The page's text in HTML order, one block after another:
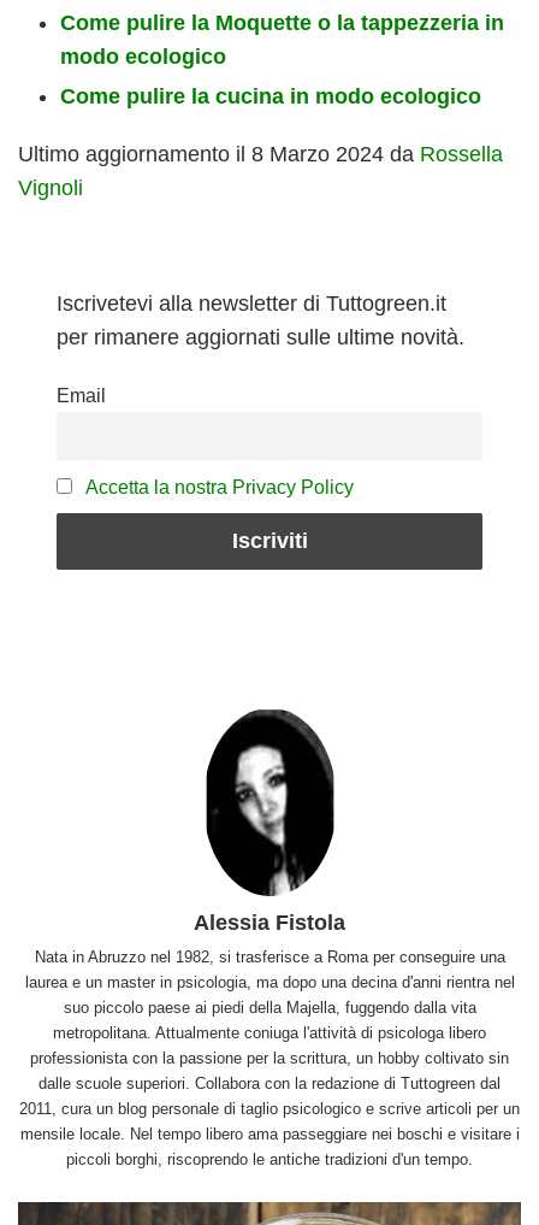
Come pulire la Moquette o la tappezzeria in
modo ecologico
Come pulire la cucina in modo ecologico
Ultimo aggiornamento il 8 Marzo 2024 da Rossella
Vignoli
Iscrivetevi alla newsletter di Tuttogreen.it
per rimanere aggiornati sulle ultime novità.
Email
Accetta la nostra Privacy Policy
Alessia Fistola
Nata in Abruzzo nel 1982, si trasferisce a Roma per conseguire una
laurea e un master in psicologia, ma dopo una decina d'anni rientra nel
suo piccolo paese ai piedi della Majella, fuggendo dalla vita
metropolitana. Attualmente coniuga l'attività di psicologa libero
professionista con la passione per la scrittura, un hobby coltivato sin
dalle scuole superiori. Collabora con la redazione di Tuttogreen dal
2011, cura un blog personale di taglio psicologico e scrive articoli per un
mensile locale. Nel tempo libero ama passeggiare nei boschi e visitare i
piccoli borghi, riscoprendo le antiche tradizioni d'un tempo.